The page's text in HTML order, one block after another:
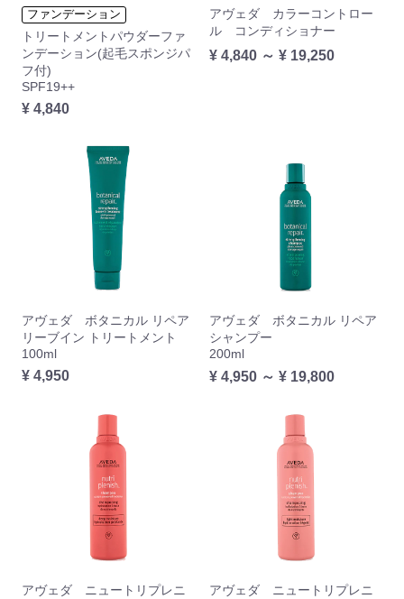
ファンデーション
トリートメントパウダーファ
ンデーション(起毛スポンジパ
フ付)
SPF19++
¥ 4,840
アヴェダ カラーコントロー
ル コンディショナー
¥ 4,840 ～ ¥ 19,250
アヴェダ ボタニカル リペア
リーブイン トリートメント
100ml
¥ 4,950
アヴェダ ボタニカル リペア
シャンプー
200ml
¥ 4,950 ～ ¥ 19,800
アヴェダ ニュートリプレニ
アヴェダ ニュートリプレニ